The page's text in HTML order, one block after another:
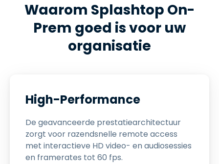
Waarom Splashtop On-
Prem goed is voor uw
organisatie
High-Performance
De geavanceerde prestatiearchitectuur
zorgt voor razendsnelle remote access
met interactieve HD video- en audiosessies
en framerates tot 60 fps.